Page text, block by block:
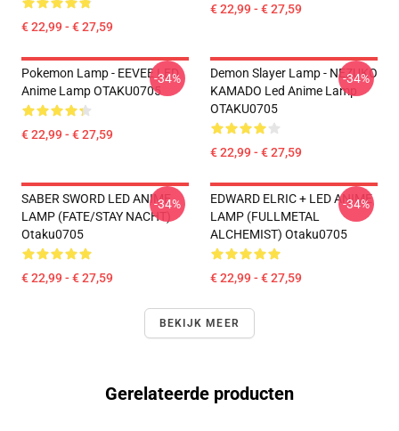
€ 22,99 - € 27,59
€ 22,99 - € 27,59
Pokemon Lamp - EEVEE LED
Anime Lamp OTAKU0705
€ 22,99 - € 27,59
-34%
Demon Slayer Lamp - NEZUKO
KAMADO Led Anime Lamp
OTAKU0705
€ 22,99 - € 27,59
-34%
SABER SWORD LED ANIME
LAMP (FATE/STAY NACHT)
Otaku0705
€ 22,99 - € 27,59
-34%
EDWARD ELRIC + LED ANIME
LAMP (FULLMETAL
ALCHEMIST) Otaku0705
€ 22,99 - € 27,59
-34%
BEKIJK MEER
Gerelateerde producten